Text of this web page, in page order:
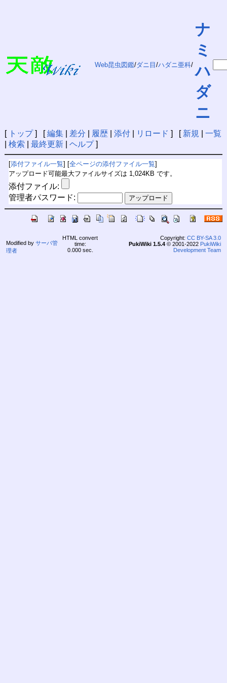
Web昆虫図鑑/ダニ目 /ハダニ亜科/
ナ
ミ
ハ
ダ
ニ
[ トップ] [編集| 差分 履歴| 添付| リロード ] [ 新規
一覧
検索 最終更新| ヘルプ]
[添付ファイル一覧] [全ページの添付ファイル一覧]
アップロード可能最大ファイルサイズは 1,024KB です。
添付ファイル:
管理者パスワード:
Modified by サーバ管
理者
HTML convert
time:
0.000 sec.
Copyright: CC BY-SA 3.0
PukiWiki 1.5.4© 2001-2022 PukiWiki
Development Team